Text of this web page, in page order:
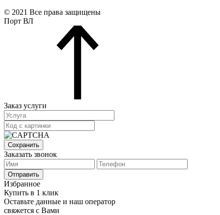
© 2021 Все права защищены
Порт ВЛ
Заказ услуги
Сохранить
Заказать звонок
Отправить
Избранное
Купить в 1 клик
Оставьте данные и наш оператор
свяжется с Вами